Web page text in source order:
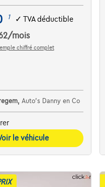
1 ✓ TVA déductible
/mois
chiffré complet
Auto's Danny en Co
le véhicule